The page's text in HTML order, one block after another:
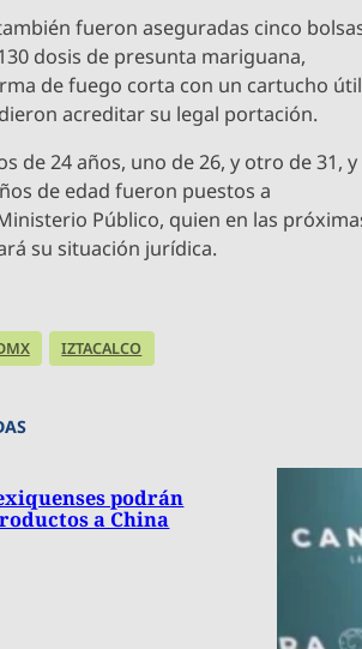
fueron aseguradas cinco
dosis de presunta mariguana,
de fuego corta con un cartucho
acreditar su legal portación.
de 24 años, uno de 26, y otro de 31, y
de edad fueron puestos a
Público, quien en las
su situación jurídica.
IZTACALCO
podrán
a China